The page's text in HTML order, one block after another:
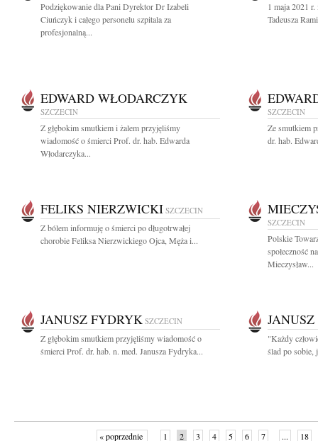
Podziękowanie dla Pani Dyrektor Dr Izabeli
Ciuńczyk i całego personelu szpitala za
profesjonalną...
1 maja 2021
Tadeusza
EDWARD WŁODARCZYK
SZCZECIN
Z głębokim smutkiem i żalem przyjęliśmy
wiadomość o śmierci Prof. dr. hab. Edwarda
Włodarczyka...
SZCZECIN
Ze smutkiem
dr. hab.
FELIKS NIERZWICKI SZCZECIN
Z bólem informuję o śmierci po długotrwałej
chorobie Feliksa Nierzwickiego Ojca, Męża i...
SZCZECIN
Polskie
społeczność
Mieczysław...
JANUSZ FYDRYK SZCZECIN
Z głębokim smutkiem przyjęliśmy wiadomość o
śmierci Prof. dr. hab. n. med. Janusza Fydryka...
"Każdy
ślad po sobie,
« poprzednie 1 2 3 4 5 6 7 ... 18